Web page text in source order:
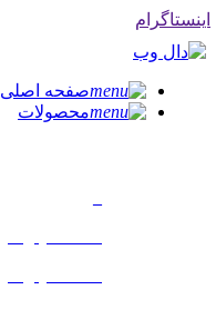
اینستاگرام
صفحه اصلی
محصولات